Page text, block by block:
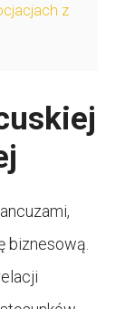
z
biznesową.